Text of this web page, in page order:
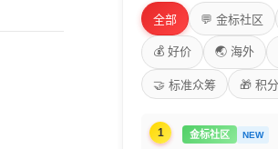
全部 💬 金标社区
💰 好价 🌏 海外
🤝 标准众筹 🎁 积
1 金标社区 NEW